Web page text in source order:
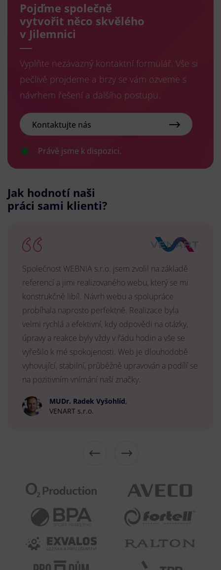
Pojďme společně
vytvořit něco skvělého
v Jilemnici
Vyplňte nezávazný kontaktní formulář. Vše si
pečlivě projdeme a brzy se vám ozveme s
návrhem řešení a dalšího postupu.
Kontaktujte nás
Právě jsme k dispozici.
Jak hodnotí naši
práci sami klienti?
Společnost WEBNIA s.r.o. jsem zvolil na základě
referencí a jimi realizovaného webu, který se mi
konstrukčně libíl. Návrh webu a spolupráce
probíhala naprosto perfektně. Realizace byla
velmi rychlá a efektivní, kdy odpovědi na otázky,
úpravy a reakce byly vždy v řádu hodin a vše se
vyřešilo k mé spokojenosti. Web je dlouhodobě
vyhovující, stabilní, průběžně upravován a podílí se
na pozitivním vnímání naší značky.
MUDr. Radek Vyšohlíd,
VENART s.r.o.